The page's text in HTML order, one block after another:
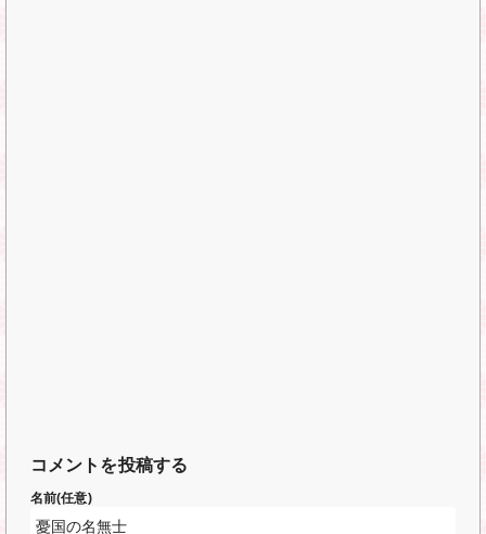
コメントを投稿する
名前(任意)